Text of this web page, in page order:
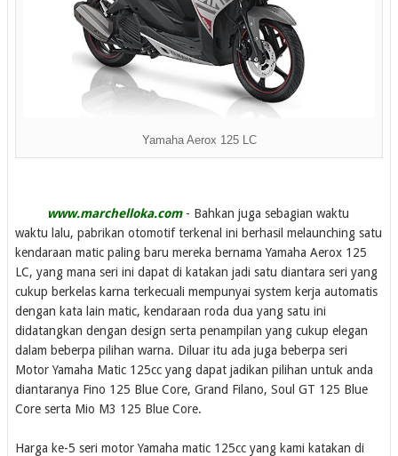
Yamaha Aerox 125 LC
www.marchelloka.com- Bahkan juga sebagian waktu
waktu lalu, pabrikan otomotif terkenal ini berhasil melaunching satu
kendaraan matic paling baru mereka bernama Yamaha Aerox 125
LC, yang mana seri ini dapat di katakan jadi satu diantara seri yang
cukup berkelas karna terkecuali mempunyai system kerja automatis
dengan kata lain matic, kendaraan roda dua yang satu ini
didatangkan dengan design serta penampilan yang cukup elegan
dalam beberpa pilihan warna. Diluar itu ada juga beberpa seri
Motor Yamaha Matic 125cc yang dapat jadikan pilihan untuk anda
diantaranya Fino 125 Blue Core, Grand Filano, Soul GT 125 Blue
Core serta Mio M3 125 Blue Core.
Harga ke-5 seri motor Yamaha matic 125cc yang kami katakan di